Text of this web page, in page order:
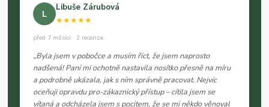
L
Libuše Zárubová
★★★★★
před 7 měsíci · 2 recenze
„Byla jsem v pobočce a musím říct, že jsem naprosto
nadšená! Paní mi ochotně nastavila nosítko přesně na míru
a podrobně ukázala, jak s ním správně pracovat. Nejvíc
oceňuji opravdu pro-zákaznický přístup – cítila jsem se
vítaná a odcházela jsem s pocitem, že se mi někdo věnoval